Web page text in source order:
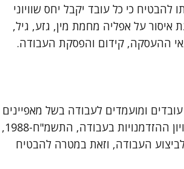
כי כל עובד יקבל יחס שוויוני
על אפליה מחמת מין, גזע, גיל,
ההעסקה, קידום והפסקת העבודה.
ומועמדים לעבודה בשל מאפיינים
אישיים כמו דת, מין, מוצא, גיל, נטייה מינית ועוד. בישראל, חוק שוויון ההזדמנויות בעבודה, התשמ"ח-1988,
העבודה, וזאת במטרה להבטיח